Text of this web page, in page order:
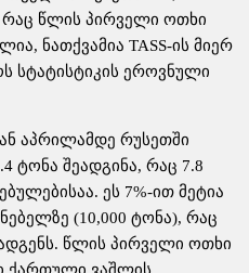
რაც წლის პირველი ოთხი
ნათქვამია TASS-ის მიერ
სტატისტიკის ეროვნული
აპრილამდე რუსეთში
ტონა შეადგინა, რაც 7.8
ეს 7%-ით მეტია
(10,000 ტონა), რაც
წლის პირველი ოთხი